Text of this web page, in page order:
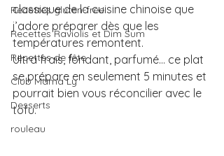
Recettes gluten-free
Recettes Raviolis et Dim Sum
Recettes de fête
Club Mama Ly
Desserts
rouleau
classique de la cuisine chinoise que
j’adore préparer dès que les
températures remontent.
Ultra frais, fondant, parfumé… ce plat
se prépare en seulement 5 minutes et
pourrait bien vous réconcilier avec le
tofu.